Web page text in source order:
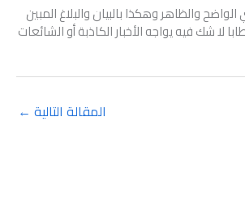
والظاهر وهكذا بالبيان والبلاغ المبين
لا شك فيه يواجه الأخبار الكاذبة أو الشائعات
المقالة التالية ←